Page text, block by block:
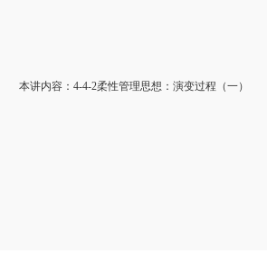
本讲内容：4-4-2柔性管理思想：演变过程（一）